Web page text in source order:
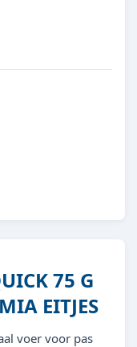
75 G
EITJES
voer voor pas